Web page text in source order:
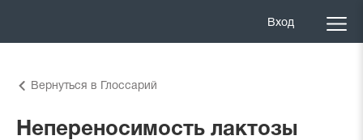
Вход
Вернуться в Глоссарий
Непереносимость лактозы